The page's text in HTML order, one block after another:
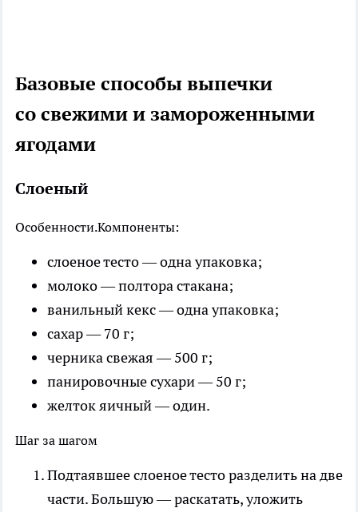
Базовые способы выпечки
со свежими и замороженными
ягодами
Слоеный
Особенности.Компоненты:
слоеное тесто — одна упаковка;
молоко — полтора стакана;
ванильный кекс — одна упаковка;
сахар — 70 г;
черника свежая — 500 г;
панировочные сухари — 50 г;
желток яичный — один.
Шаг за шагом
Подтаявшее слоеное тесто разделить на две
части. Большую — раскатать, уложить